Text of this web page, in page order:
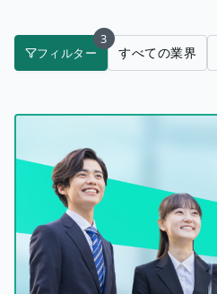
フィルター
3
すべての業界